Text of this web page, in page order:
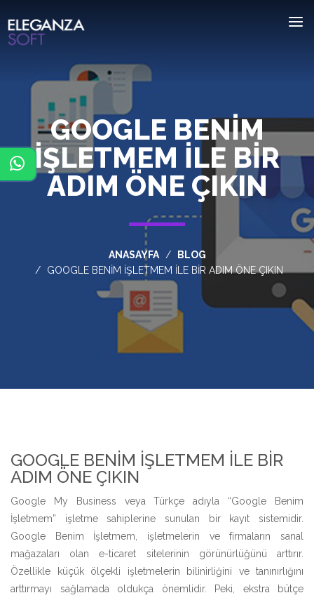
GOOGLE BENIM
İŞLETMEM ILE BIR
ADIM ÖNE ÇIKIN
ANASAYFA
BLOG
GOOGLE BENIM İŞLETMEM ILE BIR ADIM ÖNE ÇIKIN
GOOGLE BENIM İŞLETMEM ILE BIR
ADIM ÖNE ÇIKIN
Google My Business veya Türkçe adıyla “Google Benim
İşletmem” işletme sahiplerine sunulan bir kayıt sistemidir.
Google Benim İşletmem, işletmelerin ve firmaların sanal
mağazaları olan e-ticaret sitelerinin görünürlüğünü arttırır.
Özellikle küçük ölçekli işletmelerin bilinirliğini ve tanınırlığını
arttırmayı sağlamada oldukça önemlidir. Peki, ekstra bütçe